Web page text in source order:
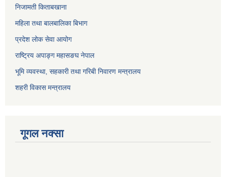
निजामती किताबखाना
महिला तथा बालबालिका बिभाग
प्रदेश लोक सेवा आयोग
राष्ट्रिय अपाङ्ग महासङघ नेपाल
भूमि व्यवस्था, सहकारी तथा गरिबी निवारण मन्त्रालय
शहरी विकास मन्त्रालय
गूगल नक्सा